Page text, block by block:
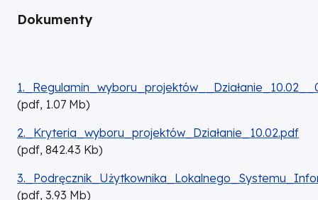
Dokumenty
DOKUMENT
(pdf, 1.07 Mb)
DOKUMENT
2._Kryteria_wyboru_projektów_Działanie_10.02.pdf
(pdf, 842.43 Kb)
DOKUMENT
(pdf, 3.93 Mb)